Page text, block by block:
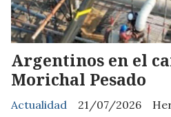
Argentinos en el
Morichal Pesado
Actualidad
21/07/2026